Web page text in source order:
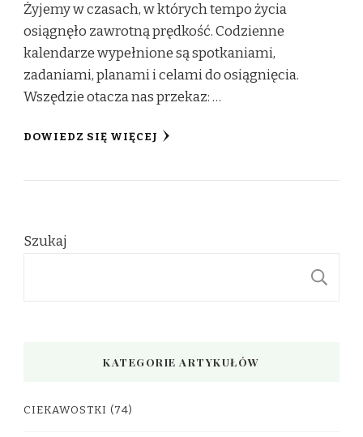
Żyjemy w czasach, w których tempo życia
osiągnęło zawrotną prędkość. Codzienne
kalendarze wypełnione są spotkaniami,
zadaniami, planami i celami do osiągnięcia.
Wszędzie otacza nas przekaz: …
DOWIEDZ SIĘ WIĘCEJ
Szukaj
KATEGORIE ARTYKUŁÓW
CIEKAWOSTKI (74)